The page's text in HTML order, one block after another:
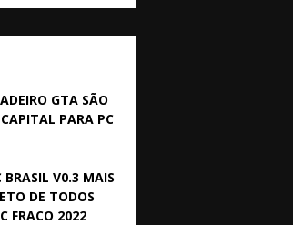
GTA SÃO
PARA PC
BRASIL V0.3 MAIS
DE TODOS
FRACO 2022